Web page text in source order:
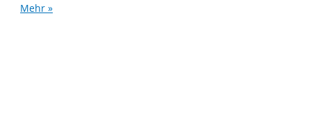
Mehr »